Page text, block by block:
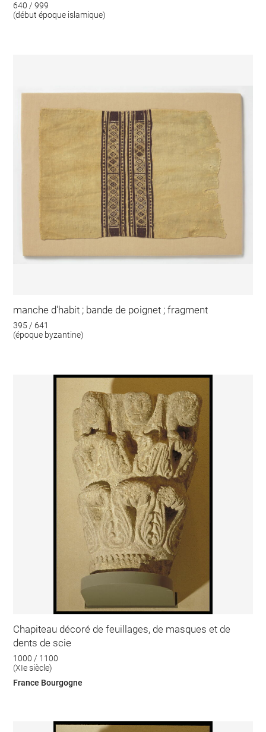
640 / 999
(début époque islamique)
manche d'habit ; bande de poignet ; fragment
395 / 641
(époque byzantine)
Chapiteau décoré de feuillages, de masques et de
dents de scie
1000 / 1100
(XIe siècle)
France Bourgogne